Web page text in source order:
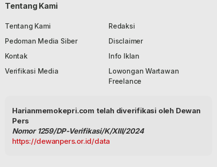
Tentang Kami
Tentang Kami
Redaksi
Pedoman Media Siber
Disclaimer
Kontak
Info Iklan
Verifikasi Media
Lowongan Wartawan
Freelance
Harianmemokepri.com telah diverifikasi oleh Dewan
Pers
Nomor 1259/DP-Verifikasi/K/XIII/2024
https://dewanpers.or.id/data